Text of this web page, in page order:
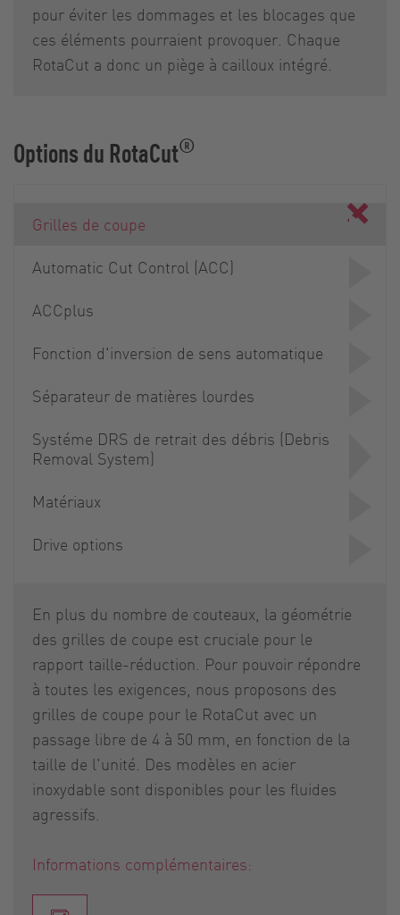
pour éviter les dommages et les blocages que
ces éléments pourraient provoquer. Chaque
RotaCut a donc un piège à cailloux intégré.
Options du RotaCut®
Grilles de coupe
Automatic Cut Control (ACC)
ACCplus
Fonction d'inversion de sens automatique
Séparateur de matières lourdes
Systéme DRS de retrait des débris (Debris
Removal System)
Matériaux
Drive options
En plus du nombre de couteaux, la géométrie
des grilles de coupe est cruciale pour le
rapport taille-réduction. Pour pouvoir répondre
à toutes les exigences, nous proposons des
grilles de coupe pour le RotaCut avec un
passage libre de 4 à 50 mm, en fonction de la
taille de l'unité. Des modèles en acier
inoxydable sont disponibles pour les fluides
agressifs.
Informations complémentaires: